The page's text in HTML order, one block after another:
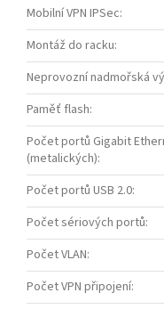
Mobilní VPN IPSec:
Montáž do racku:
Neprovozní nadmořská
Paměť flash:
Počet portů Gigabit
(metalických):
Počet portů USB 2.0:
Počet sériových portů:
Počet VLAN:
Počet VPN připojení: